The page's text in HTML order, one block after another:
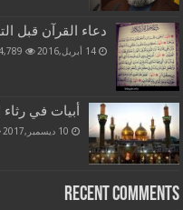
دعاء القرآن قبل
14 أبريل,2016
أبيات في رثاء
10 ديسمبر,2017
Recent Comments